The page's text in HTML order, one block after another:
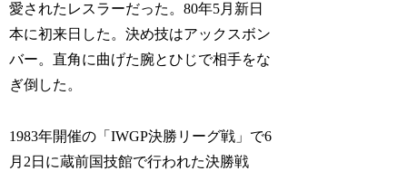
愛されたレスラーだった。80年5月新日
本に初来日した。決め技はアックスボン
バー。直角に曲げた腕とひじで相手をな
ぎ倒した。
1983年開催の「IWGP決勝リーグ戦」で6
月2日に蔵前国技館で行われた決勝戦